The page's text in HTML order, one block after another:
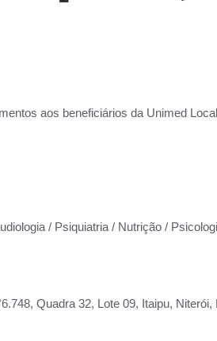
aos beneficiários da Unimed
/ Psiquiatria / Nutrição /
Quadra 32, Lote 09, Itaipu,